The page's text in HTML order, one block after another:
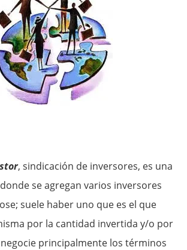
, sindicación de inversores, es una
se agregan varios inversores
suele haber uno que es el que
por la cantidad invertida y/o por
principalmente los términos